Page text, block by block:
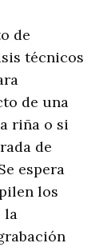
de
técnicos
de una
riña o si
de
espera
los
la